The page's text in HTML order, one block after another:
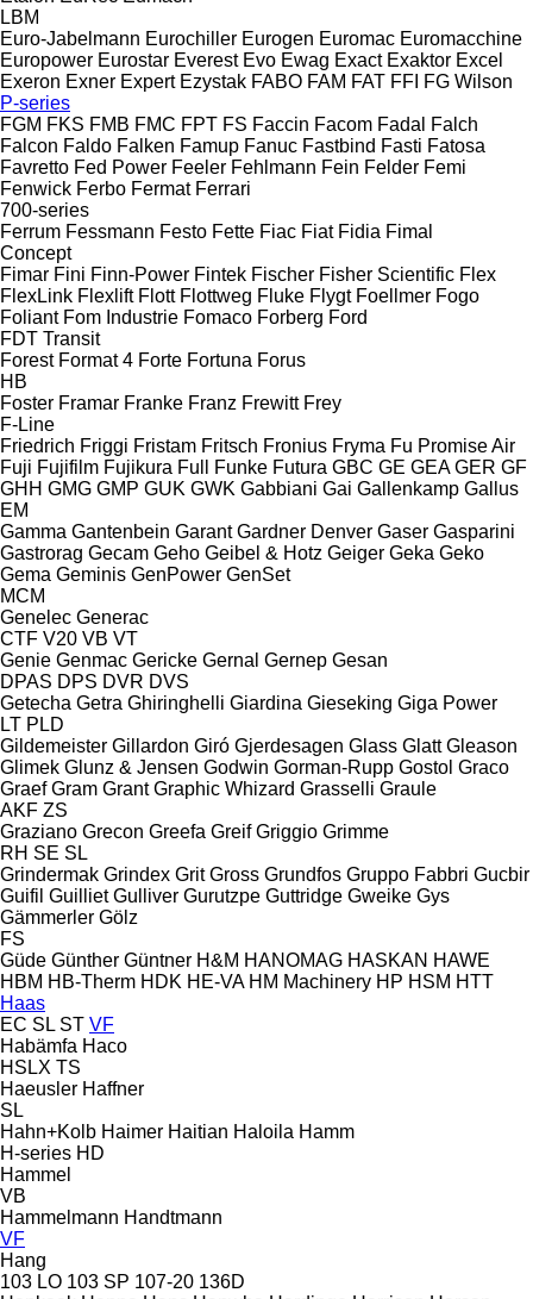
LBM
Euro-Jabelmann Eurochiller Eurogen Euromac Euromacchine
Europower Eurostar Everest Evo Ewag Exact Exaktor Excel
Exeron Exner Expert Ezystak FABO FAM FAT FFI FG Wilson
P-series
FGM FKS FMB FMC FPT FS Faccin Facom Fadal
Falch
Falcon Faldo Falken Famup Fanuc Fastbind Fasti Fatosa
Favretto Fed Power Feeler Fehlmann Fein Felder Femi
Fenwick Ferbo Fermat Ferrari
700-series
Ferrum Fessmann Festo Fette Fiac Fiat Fidia Fimal
Concept
Fimar Fini Finn-Power Fintek Fischer Fisher Scientific Flex
FlexLink Flexlift Flott Flottweg Fluke Flygt Foellmer Fogo
Foliant Fom Industrie Fomaco Forberg Ford
FDT Transit
Forest Format 4 Forte Fortuna Forus
HB
Foster Framar Franke Franz Frewitt Frey
F-Line
Friedrich Friggi Fristam Fritsch Fronius Fryma Fu Promise Air
Fuji Fujifilm Fujikura Full Funke Futura GBC GE GEA GER GF
GHH GMG GMP GUK GWK Gabbiani Gai Gallenkamp Gallus
EM
Gamma Gantenbein Garant Gardner Denver Gaser Gasparini
Gastrorag Gecam Geho Geibel & Hotz Geiger Geka Geko
Gema Geminis GenPower GenSet
MCM
Genelec Generac
CTF V20 VB VT
Genie Genmac Gericke Gernal Gernep Gesan
DPAS DPS DVR DVS
Getecha Getra Ghiringhelli Giardina Gieseking Giga Power
LT PLD
Gildemeister Gillardon Giró Gjerdesagen Glass Glatt Gleason
Glimek Glunz & Jensen Godwin Gorman-Rupp Gostol Graco
Graef Gram Grant Graphic Whizard Grasselli Graule
AKF ZS
Graziano Grecon Greefa Greif Griggio Grimme
RH SE SL
Grindermak Grindex Grit Gross Grundfos Gruppo Fabbri Gucbir
Guifil Guilliet Gulliver Gurutzpe Guttridge Gweike Gys
Gämmerler Gölz
FS
Güde Günther Güntner H&M HANOMAG HASKAN HAWE
HBM HB‑Therm HDK HE-VA HM Machinery HP HSM HTT
Haas
EC SL ST VF
Habämfa Haco
HSLX TS
Haeusler Haffner
SL
Hahn+Kolb Haimer Haitian Haloila Hamm
H-series HD
Hammel
VB
Hammelmann Handtmann
VF
Hang
103 LO 103 SP 107-20 136D